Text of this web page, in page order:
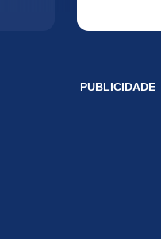
PUBLICIDADE